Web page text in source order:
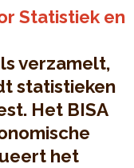
Statistiek en
verzamelt,
statistieken
Het BISA
het